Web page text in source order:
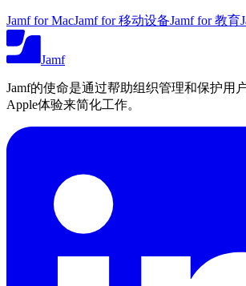
Jamf for MacJamf for 移动设备Jamf for 教育
Jamf
Jamf的使命是通过帮助组织管理和保护用
Apple体验来简化工作。